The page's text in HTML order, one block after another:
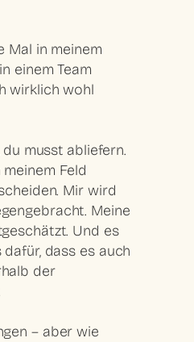
Mal in meinem
einem Team
wirklich wohl
du musst abliefern.
Feld
Mir wird
Meine
Und es
dass es auch
der
– aber wie